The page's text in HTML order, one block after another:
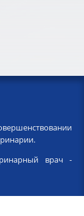
врач -